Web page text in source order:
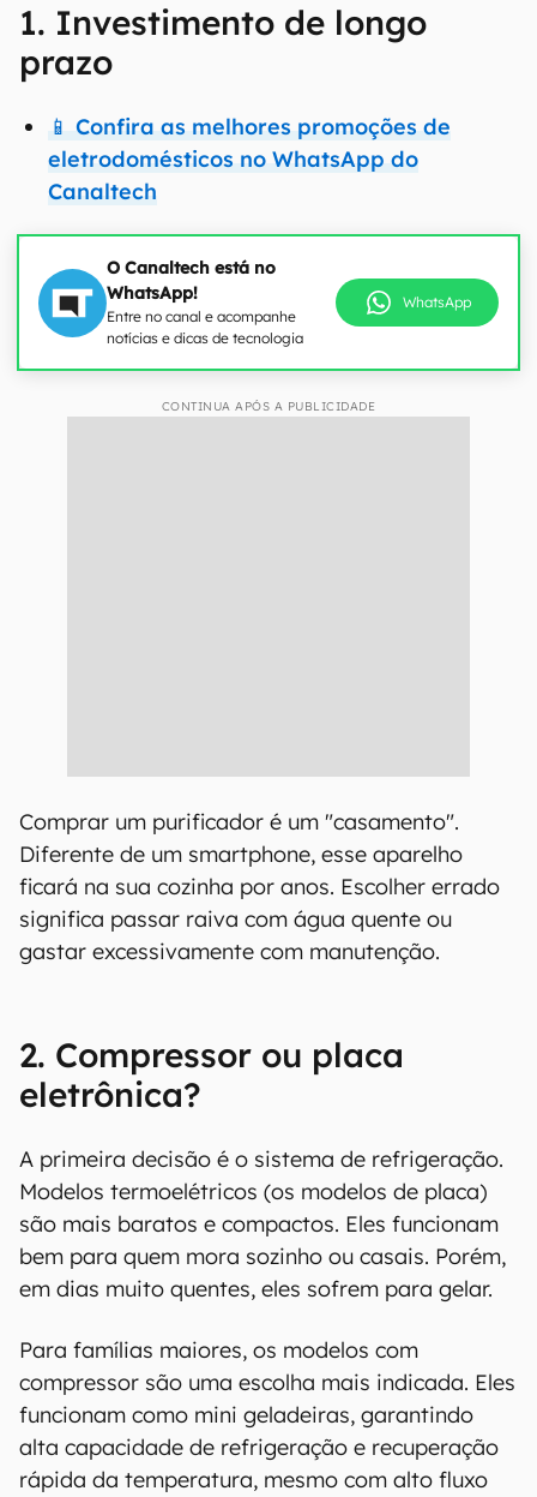
1. Investimento de longo
prazo
📱 Confira as melhores promoções de
eletrodomésticos no WhatsApp do
Canaltech
O Canaltech está no
WhatsApp!
Entre no canal e acompanhe
notícias e dicas de tecnologia
WhatsApp
CONTINUA APÓS A PUBLICIDADE
Comprar um purificador é um "casamento".
Diferente de um smartphone, esse aparelho
ficará na sua cozinha por anos. Escolher errado
significa passar raiva com água quente ou
gastar excessivamente com manutenção.
2. Compressor ou placa
eletrônica?
A primeira decisão é o sistema de refrigeração.
Modelos termoelétricos (os modelos de placa)
são mais baratos e compactos. Eles funcionam
bem para quem mora sozinho ou casais. Porém,
em dias muito quentes, eles sofrem para gelar.
Para famílias maiores, os modelos com
compressor são uma escolha mais indicada. Eles
funcionam como mini geladeiras, garantindo
alta capacidade de refrigeração e recuperação
rápida da temperatura, mesmo com alto fluxo